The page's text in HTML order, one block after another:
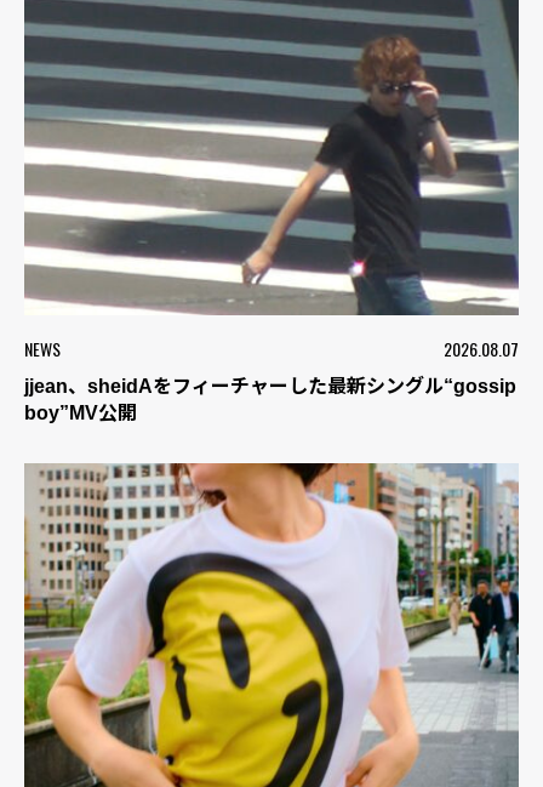
NEWS 2026.08.07
jjean、sheidAをフィーチャーした最新シングル“gossip
boy”MV公開